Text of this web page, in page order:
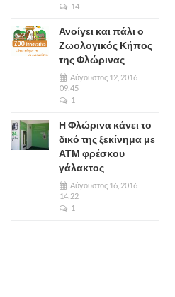
14
Ανοίγει και πάλι ο
Ζωολογικός Κήπος
της Φλώρινας
Αύγουστος 12, 2016
09:45
1
Η Φλώρινα κάνει το
δικό της ξεκίνημα με
ΑΤΜ φρέσκου
γάλακτος
Αύγουστος 16, 2016
14:22
1